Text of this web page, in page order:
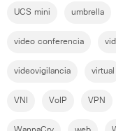
UCS mini umbrella
video conferencia
videovigilancia virtual
VNI VoIP VPN